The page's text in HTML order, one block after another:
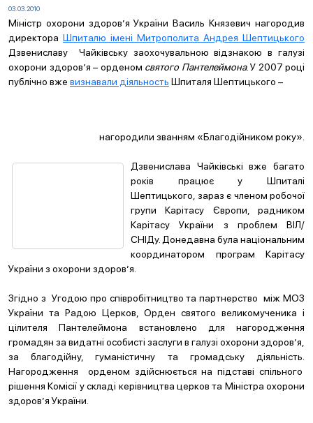
03.03.2010
Міністр охорони здоров’я України Василь Князевич нагородив
директора Шпиталю імені Митрополита Андрея Шептицького
Дзвениславу Чайківську заохочувальною відзнакою в галузі
охорони здоров’я – орденом святого Пантелеймона. У 2007 році
публічно вже визнавали діяльность Шпиталя Шептицького –
нагородили званням «Благодійником року».
Дзвенислава Чайківські вже багато
років працює у Шпиталі
Шептицького, зараз є членом робочої
групи Карітасу Європи, радником
Карітасу України з проблем ВІЛ/
СНІДу. Донедавна була національним
координатором програм Карітасу
України з охорони здоров’я.
Згідно з Угодою про співробітництво та партнерство між МОЗ
України та Радою Церков, Орден святого великомученика і
цілителя Пантелеймона встановлено для нагородження
громадян за видатні особисті заслуги в галузі охорони здоров’я,
за благодійну, гуманістичну та громадську діяльність.
Нагородження орденом здійснюється на підставі спільного
рішення Комісії у складі керівництва церков та Міністра охорони
здоров’я України.